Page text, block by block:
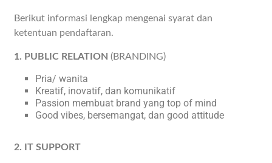
Berikut informasi lengkap mengenai syarat dan
ketentuan pendaftaran.
1. PUBLIC RELATION(BRANDING)
Pria/ wanita
Kreatif, inovatif, dan komunikatif
Passion membuat brand yang top of mind
Good vibes, bersemangat, dan good attitude
2. IT SUPPORT